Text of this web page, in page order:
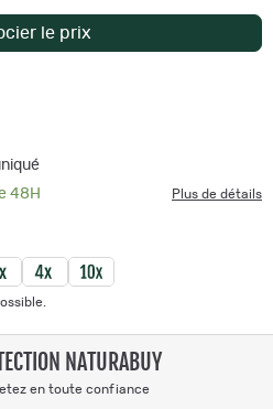
le prix
48H
Plus de détails
NATURABUY
en toute confiance